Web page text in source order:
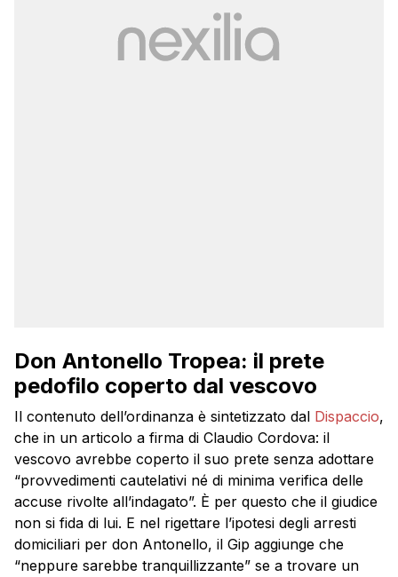
Don Antonello Tropea: il prete
pedofilo coperto dal vescovo
Il contenuto dell’ordinanza è sintetizzato dal Dispaccio,
che in un articolo a firma di Claudio Cordova: il
vescovo avrebbe coperto il suo prete senza adottare
“provvedimenti cautelativi né di minima verifica delle
accuse rivolte all’indagato”. È per questo che il giudice
non si fida di lui. E nel rigettare l’ipotesi degli arresti
domiciliari per don Antonello, il Gip aggiunge che
“neppure sarebbe tranquillizzante” se a trovare un